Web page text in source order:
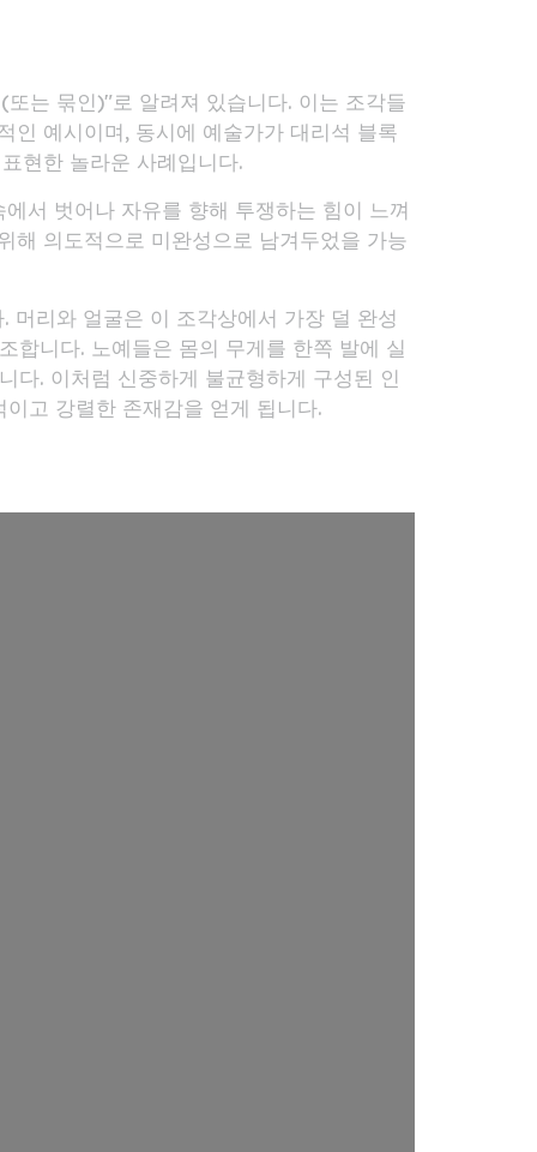
는 묶인)"로 알려져 있습니다. 이는 조각들
예시이며, 동시에 예술가가 대리석 블록
현한 놀라운 사례입니다.
서 벗어나 자유를 향해 투쟁하는 힘이 느껴
의도적으로 미완성으로 남겨두었을 가능
리와 얼굴은 이 조각상에서 가장 덜 완성
합니다. 노예들은 몸의 무게를 한쪽 발에 실
다. 이처럼 신중하게 불균형하게 구성된 인
고 강렬한 존재감을 얻게 됩니다.